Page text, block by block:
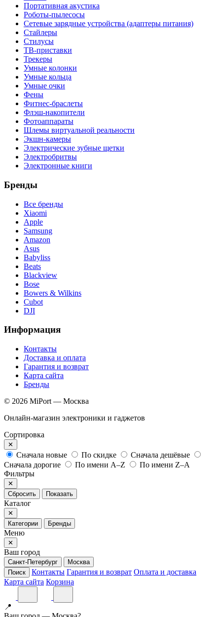
Портативная акустика
Роботы-пылесосы
Сетевые зарядные устройства (адаптеры питания)
Стайлеры
Стилусы
ТВ-приставки
Трекеры
Умные колонки
Умные кольца
Умные очки
Фены
Фитнес-браслеты
Флэш-накопители
Фотоаппараты
Шлемы виртуальной реальности
Экшн-камеры
Электрические зубные щетки
Электробритвы
Электронные книги
Бренды
Все бренды
Xiaomi
Apple
Samsung
Amazon
Asus
Babyliss
Beats
Blackview
Bose
Bowers & Wilkins
Cubot
DJI
Информация
Контакты
Доставка и оплата
Гарантия и возврат
Карта сайта
Бренды
© 2026 MiPort — Москва
Онлайн-магазин электроники и гаджетов
Сортировка
✕
Сначала новые По скидке
Сначала дешёвые
Сначала дорогие
По имени A–Z
По имени Z–A
Фильтры
✕
Сбросить
Показать
Каталог
✕
Категории
Бренды
Меню
✕
Ваш город
Санкт-Петербург
Москва
Поиск
Контакты Гарантия и возврат Оплата и доставка
Карта сайта Корзина
📍